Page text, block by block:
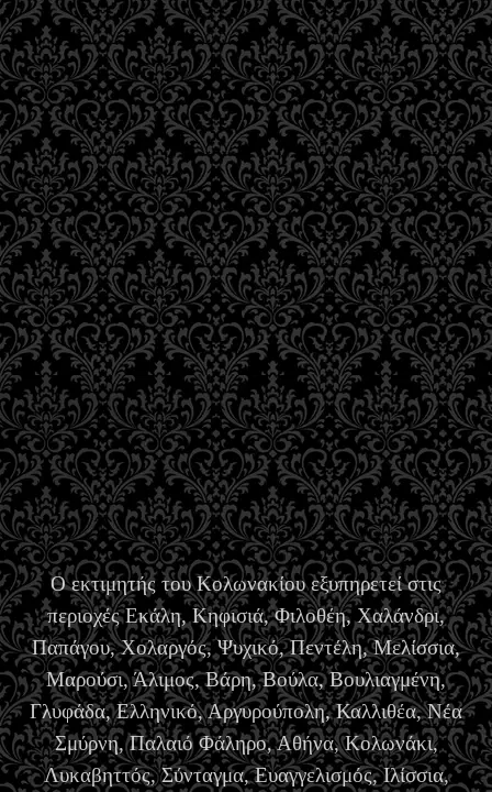
Ο εκτιμητής του Κολωνακίου εξυπηρετεί στις
περιοχές Εκάλη, Κηφισιά, Φιλοθέη, Χαλάνδρι,
Παπάγου, Χολαργός, Ψυχικό, Πεντέλη, Μελίσσια,
Μαρούσι, Άλιμος, Βάρη, Βούλα, Βουλιαγμένη,
Γλυφάδα, Ελληνικό, Αργυρούπολη, Καλλιθέα, Νέα
Σμύρνη, Παλαιό Φάληρο, Αθήνα, Κολωνάκι,
Λυκαβηττός, Σύνταγμα, Ευαγγελισμός, Ιλίσσια,